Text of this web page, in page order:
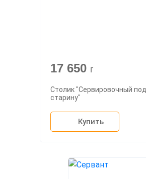
17 650 г
Столик "Сервировочный под
старину"
Купить